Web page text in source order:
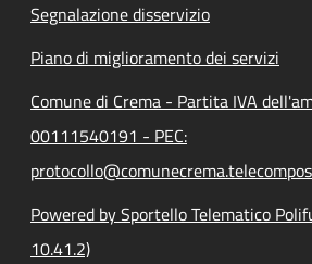
Segnalazione disservizio
Piano di miglioramento dei servizi
Comune di Crema - Partita IVA
00111540191 - PEC:
Powered by Sportello Telematico
10.41.2)